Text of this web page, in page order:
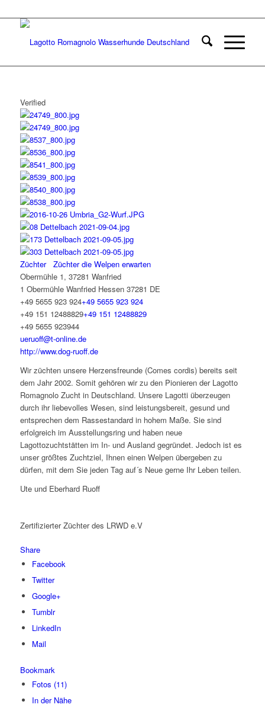
Verified
Züchter
Züchter die Welpen erwarten
Obermühle 1, 37281 Wanfried
1 Obermühle Wanfried Hessen 37281 DE
+49 5655 923 924+49 5655 923 924
+49 151 12488829+49 151 12488829
+49 5655 923944
ueruoff@t-online.de
http://www.dog-ruoff.de
Wir züchten unsere Herzensfreunde (Comes cordis) bereits seit
dem Jahr 2002. Somit gehören wir zu den Pionieren der Lagotto
Romagnolo Zucht in Deutschland. Unsere Lagotti überzeugen
durch ihr liebevolles Wesen, sind leistungsbereit, gesund und
entsprechen dem Rassestandard in hohem Maße. Sie sind
erfolgreich im Ausstellungsring und haben neue
Lagottozuchtstätten im In- und Ausland gegründet. Jedoch ist es
unser größtes Zuchtziel, Ihnen einen Welpen übergeben zu
dürfen, mit dem Sie jeden Tag auf´s Neue gerne Ihr Leben teilen.
Ute und Eberhard Ruoff
ZertifzierterZüchterdes LRWD e.V
Share
Facebook
Twitter
Google+
Tumblr
LinkedIn
Mail
Bookmark
Fotos (11)
In der Nähe